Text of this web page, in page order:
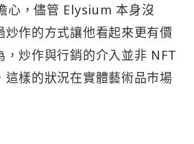
心，儘管 Elysium 本身沒
炒作的方式讓他看起來更有價
，炒作與行銷的介入並非 NFT
這樣的狀況在實體藝術品市場